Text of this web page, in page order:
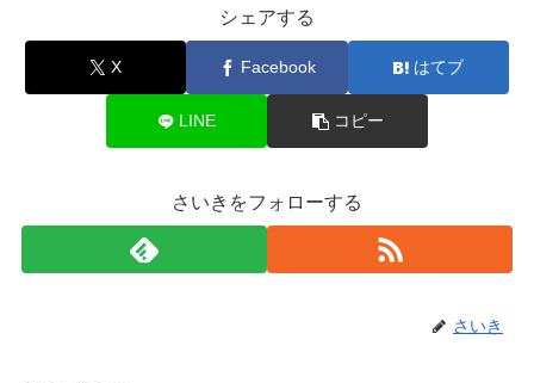
シェアする
X Facebook はてブ
LINE コピー
さいきをフォローする
さいき